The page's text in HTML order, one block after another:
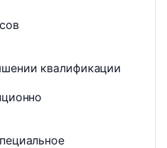
квалификации